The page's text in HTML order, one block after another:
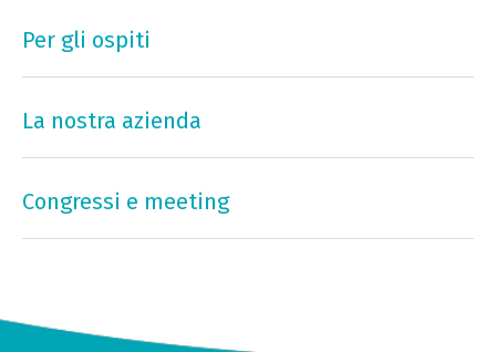
Per gli ospiti
La nostra azienda
Congressi e meeting